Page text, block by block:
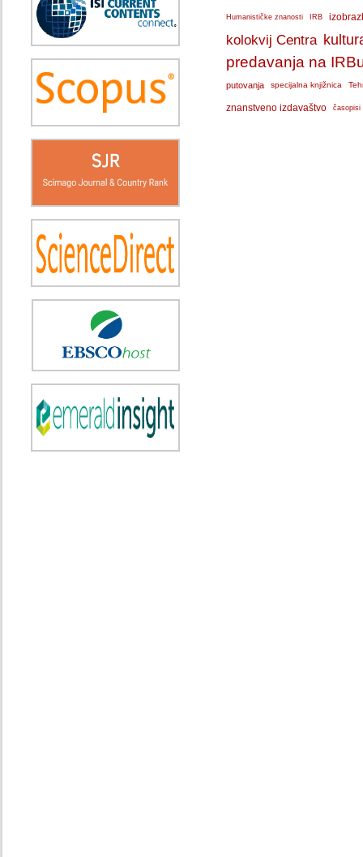
Humanističke znanosti IRB
kolokvij Centra
predavanja na
putovanja specijalna knjižnica
znanstveno izdavaštvo časopisi